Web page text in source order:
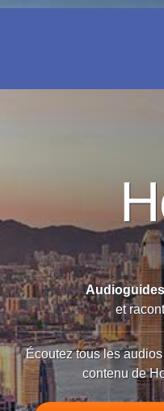
et
Écoutez tous les
contenu de